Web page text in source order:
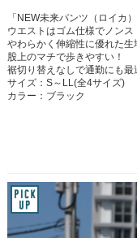
「NEW未来パンツ（ロイカ）
ウエストはゴム仕様でノンス
やわらかく伸縮性に優れた生
股上のマチで歩きやすい！
裾切り替えなしで通勤にも最
サイズ：S～LL(全4サイズ)
カラー：ブラック